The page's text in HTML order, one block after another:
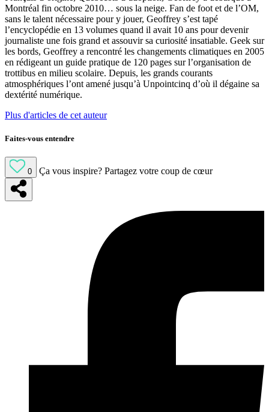
Montréal fin octobre 2010… sous la neige. Fan de foot et de l’OM,
sans le talent nécessaire pour y jouer, Geoffrey s’est tapé
l’encyclopédie en 13 volumes quand il avait 10 ans pour devenir
journaliste une fois grand et assouvir sa curiosité insatiable. Geek sur
les bords, Geoffrey a rencontré les changements climatiques en 2005
en rédigeant un guide pratique de 120 pages sur l’organisation de
trottibus en milieu scolaire. Depuis, les grands courants
atmosphériques l’ont amené jusqu’à Unpointcinq d’où il dégaine sa
dextérité numérique.
Plus d'articles de cet auteur
Faites-vous entendre
0 Ça vous inspire? Partagez votre coup de cœur